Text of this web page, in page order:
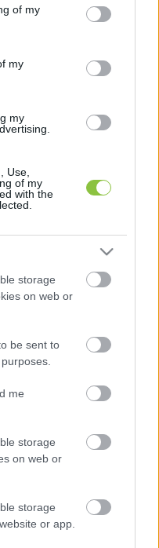
You may click to
its third-party tags to
in below Google
of my
my
my
Use,
of my
with the
storage
on web or
be sent to
me
storage
on web or
storage
or app.
ugyan
nem vette fel.
módon
legutóbb
május 14-én, az új,
országgyűlés
rövid beszédet
akkori leköszönő
ben sem történt
ugyanis
veresége után
15-i alakuló
beszéde végén
3 óra körül